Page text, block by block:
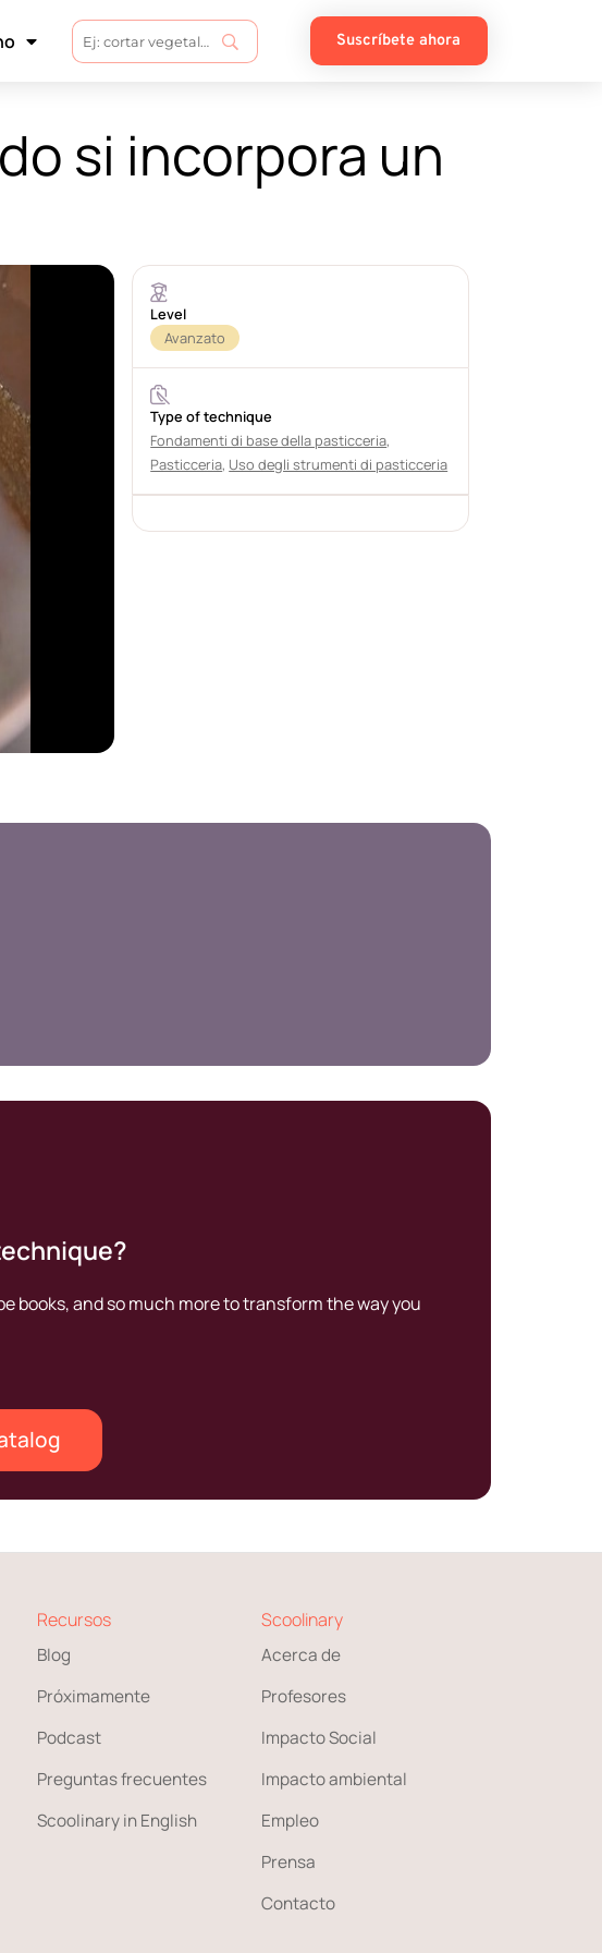
Suscríbete ahora
si incorpora un
Level
Avanzato
Type of technique
Fondamenti di base della pasticceria,
Pasticceria, Uso degli strumenti di pasticceria
books, and so much more to transform the way you
Recursos
Blog
Próximamente
Podcast
Preguntas frecuentes
Scoolinary in English
Scoolinary
Acerca de
Profesores
Impacto Social
Impacto ambiental
Empleo
Prensa
Contacto